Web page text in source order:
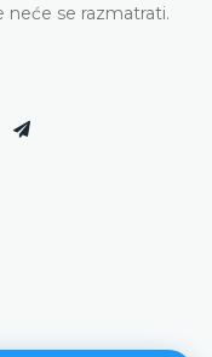
se razmatrati.